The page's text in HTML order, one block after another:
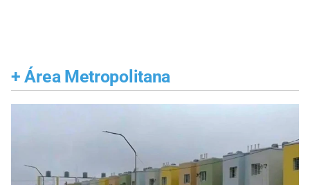
+ Área Metropolitana